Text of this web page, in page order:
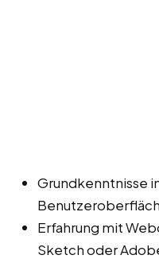
Grundkenntnisse
Erfahrung mit
Sketch oder